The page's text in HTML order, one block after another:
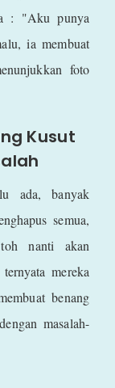
: "Aku punya
ia membuat
foto
Kusut
ada, banyak
semua,
nanti akan
mereka
benang
masalah-